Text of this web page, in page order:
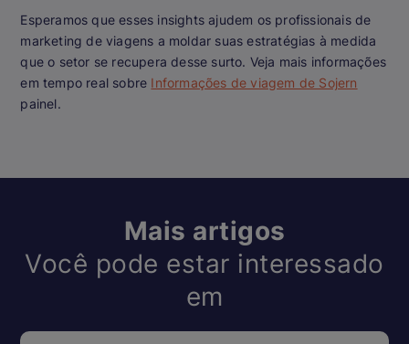
Esperamos que esses insights ajudem os profissionais de
marketing de viagens a moldar suas estratégias à medida
que o setor se recupera desse surto. Veja mais informações
em tempo real sobre Informações de viagem de Sojern
painel.
Mais artigos
Você pode estar interessado
em